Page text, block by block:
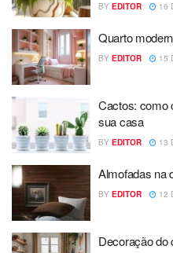
BY EDITOR 16
Quarto
BY EDITOR 15
Cactos: como
sua casa
BY EDITOR 13
Almofadas na
BY EDITOR 12
Decoração do